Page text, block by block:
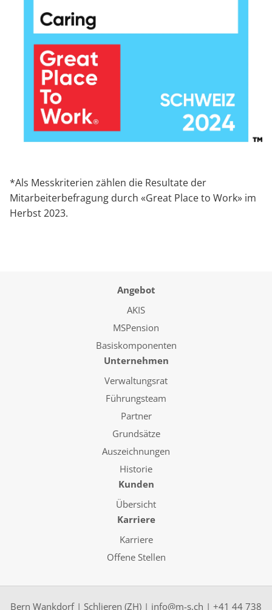
*Als Messkriterien zählen die Resultate der
Mitarbeiterbefragung durch «Great Place to Work» im
Herbst 2023.
Angebot
AKIS
MSPension
Basiskomponenten
Unternehmen
Verwaltungsrat
Führungsteam
Partner
Grundsätze
Auszeichnungen
Historie
Kunden
Übersicht
Karriere
Karriere
Offene Stellen
Bern Wankdorf| Schlieren (ZH) | info@m-s.ch | +41 44 738